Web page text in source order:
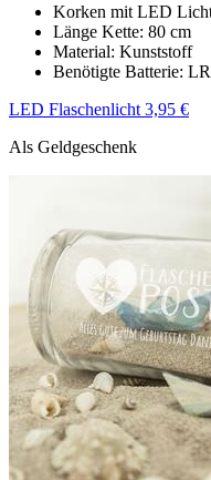
Korken mit LED
Länge Kette: 80 cm
Material: Kunststoff
Benötigte Batterie:
LED Flaschenlicht 3,95 €
Als Geldgeschenk